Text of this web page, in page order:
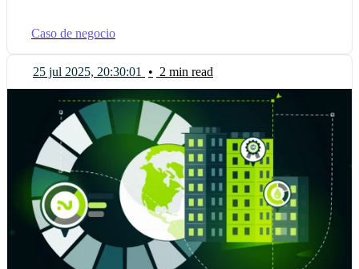
Caso de negocio
25 jul 2025, 20:30:01 • 2 min read